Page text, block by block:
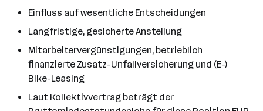
Einfluss auf wesentliche Entscheidungen
Langfristige, gesicherte Anstellung
Mitarbeitervergünstigungen, betrieblich
finanzierte Zusatz-Unfallversicherung und (E-)
Bike-Leasing
Laut Kollektivvertrag beträgt der